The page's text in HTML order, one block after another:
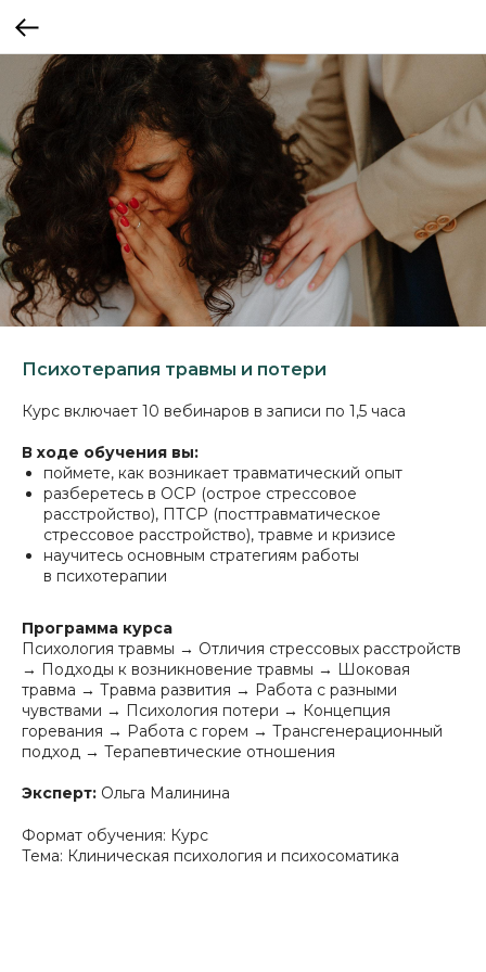
Психотерапия травмы и потери
Курс включает 10 вебинаров в записи по 1,5 часа
В ходе обучения вы:
поймете, как возникает травматический опыт
разберетесь в ОСР (острое стрессовое
расстройство), ПТСР (посттравматическое
стрессовое расстройство), травме и кризисе
научитесь основным стратегиям работы
в психотерапии
Программа курса
Психология травмы → Отличия стрессовых расстройств
→ Подходы к возникновение травмы → Шоковая
травма → Травма развития → Работа с разными
чувствами → Психология потери → Концепция
горевания → Работа с горем → Трансгенерационный
подход → Терапевтические отношения
Эксперт: Ольга Малинина
Формат обучения: Курс
Тема: Клиническая психология и психосоматика